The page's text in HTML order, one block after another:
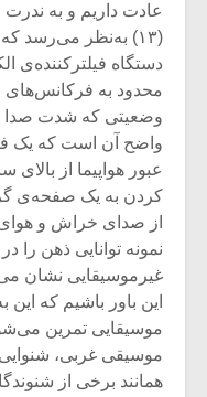
عادت داریم و به
(۱۳) به‌نظر می‌رسد
دستگاه فیلترکننده‌ی
محدود به
وضعیتی که شدت صدا
واضح آن است که یک
عبور هواپیما از
کردن به یک صفحه‌ی
از صدای خراش و
نمونه توانایی ذهن
غیرموسیقایی نشان
این باور باشیم که
موسیقایی تمرین
موسیقی غربی،
همانند برخی از
متن
شیش و
اگر
بدنام